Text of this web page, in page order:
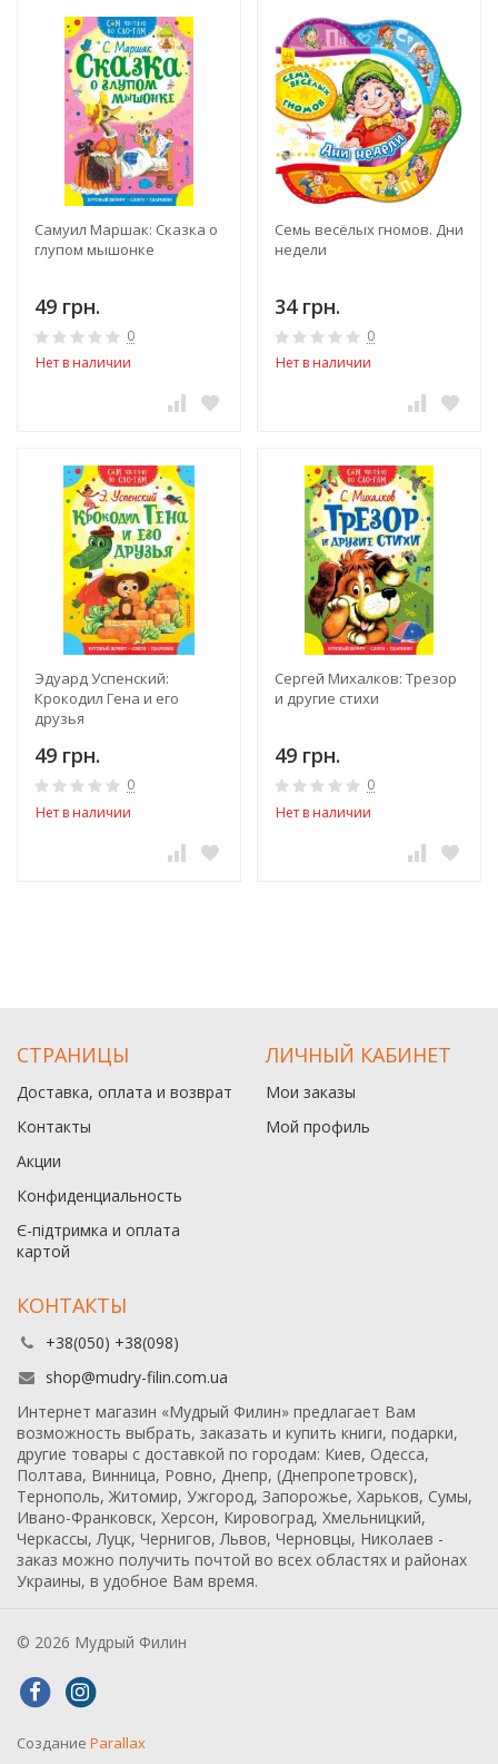
Самуил Маршак: Сказка о
глупом мышонке
49 грн.
0
Нет в наличии
Семь весёлых гномов. Дни
недели
34 грн.
0
Нет в наличии
Эдуард Успенский:
Крокодил Гена и его
друзья
49 грн.
0
Нет в наличии
Сергей Михалков: Трезор
и другие стихи
49 грн.
0
Нет в наличии
СТРАНИЦЫ
Доставка, оплата и возврат
Контакты
Акции
Конфиденциальность
Є-підтримка и оплата
картой
ЛИЧНЫЙ КАБИНЕТ
Мои заказы
Мой профиль
КОНТАКТЫ
+38(050) +38(098)
shop@mudry-filin.com.ua
Интернет магазин «Мудрый Филин» предлагает Вам
возможность выбрать, заказать и купить книги, подарки,
другие товары с доставкой по городам: Киев, Одесса,
Полтава, Винница, Ровно, Днепр, (Днепропетровск),
Тернополь, Житомир, Ужгород, Запорожье, Харьков, Сумы,
Ивано-Франковск, Херсон, Кировоград, Хмельницкий,
Черкассы, Луцк, Чернигов, Львов, Черновцы, Николаев -
заказ можно получить почтой во всех областях и районах
Украины, в удобное Вам время.
© 2026 Мудрый Филин
Создание Parallax